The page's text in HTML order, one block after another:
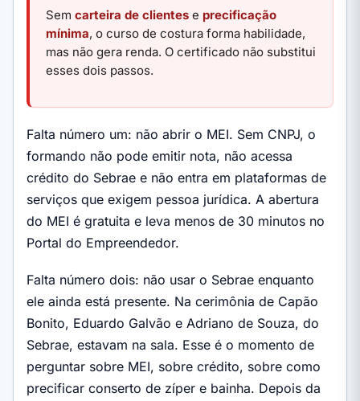
Sem carteira de clientes e precificação
mínima, o curso de costura forma habilidade,
mas não gera renda. O certificado não substitui
esses dois passos.
Falta número um: não abrir o MEI. Sem CNPJ, o
formando não pode emitir nota, não acessa
crédito do Sebrae e não entra em plataformas de
serviços que exigem pessoa jurídica. A abertura
do MEI é gratuita e leva menos de 30 minutos no
Portal do Empreendedor.
Falta número dois: não usar o Sebrae enquanto
ele ainda está presente. Na cerimônia de Capão
Bonito, Eduardo Galvão e Adriano de Souza, do
Sebrae, estavam na sala. Esse é o momento de
perguntar sobre MEI, sobre crédito, sobre como
precificar conserto de zíper e bainha. Depois da